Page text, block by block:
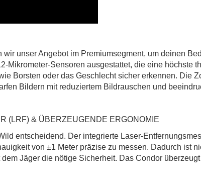
unser Angebot im Premiumsegment, um deinen
Mikrometer-Sensoren ausgestattet, die eine höchste
Borsten oder das Geschlecht sicher erkennen. Die
Bildern mit reduziertem Bildrauschen und
(LRF) & ÜBERZEUGENDE ERGONOMIE
entscheidend. Der integrierte Laser-
von ±1 Meter präzise zu messen. Dadurch ist
Jäger die nötige Sicherheit. Das Condor